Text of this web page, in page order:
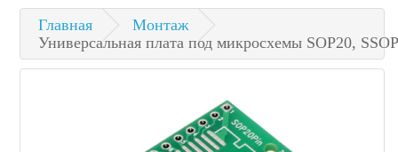
Главная
Монтаж
Универсальная плата под микросхемы SOP20,